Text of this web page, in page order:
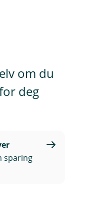
om du
deg
sparing